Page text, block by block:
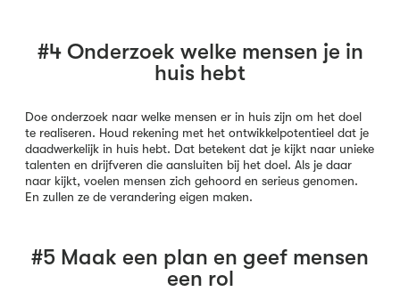
#4 Onderzoek welke mensen je in
huis hebt
Doe onderzoek naar welke mensen er in huis zijn om het doel
te realiseren. Houd rekening met het ontwikkelpotentieel dat je
daadwerkelijk in huis hebt. Dat betekent dat je kijkt naar unieke
talenten en drijfveren die aansluiten bij het doel. Als je daar
naar kijkt, voelen mensen zich gehoord en serieus genomen.
En zullen ze de verandering eigen maken.
#5 Maak een plan en geef mensen
een rol